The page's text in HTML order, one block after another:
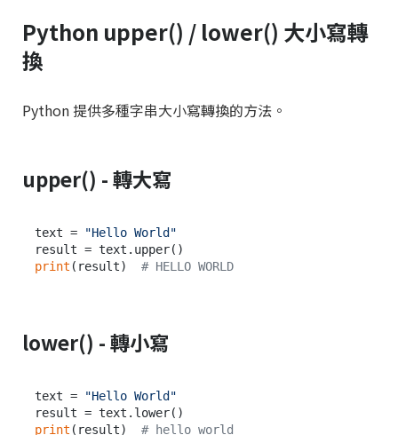
Python upper() / lower() 大小寫轉
換
Python 提供多種字串大小寫轉換的方法。
upper() - 轉大寫
text =
"Hello World"
print (result) # HELLO WORLD
lower() - 轉小寫
text =
"Hello World"
print (result) # hello world